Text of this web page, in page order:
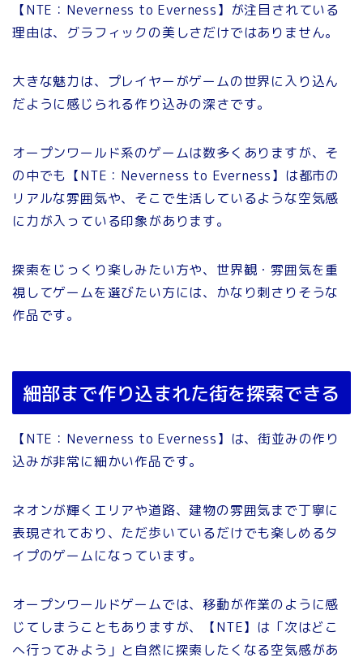
【NTE：Neverness to Everness】が注目されている
理由は、グラフィックの美しさだけではありません。
大きな魅力は、プレイヤーがゲームの世界に入り込ん
だように感じられる作り込みの深さです。
オープンワールド系のゲームは数多くありますが、そ
の中でも【NTE：Neverness to Everness】は都市の
リアルな雰囲気や、そこで生活しているような空気感
に力が入っている印象があります。
探索をじっくり楽しみたい方や、世界観・雰囲気を重
視してゲームを選びたい方には、かなり刺さりそうな
作品です。
細部まで作り込まれた街を探索できる
【NTE：Neverness to Everness】は、街並みの作り
込みが非常に細かい作品です。
ネオンが輝くエリアや道路、建物の雰囲気まで丁寧に
表現されており、ただ歩いているだけでも楽しめるタ
イプのゲームになっています。
オープンワールドゲームでは、移動が作業のように感
じてしまうこともありますが、【NTE】は「次はどこ
へ行ってみよう」と自然に探索したくなる空気感があ